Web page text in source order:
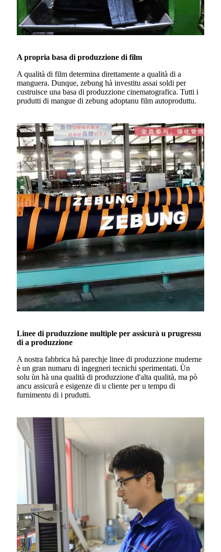
A propria basa di produzzione di film
A qualità di film determina direttamente a qualità di a
manguera. Dunque, zebung hà investitu assai soldi per
custruisce una basa di produzzione cinematografica. Tutti i
prudutti di mangue di zebung adoptanu film autoproduttu.
Linee di pruduzzione multiple per assicurà u prugressu
di a produzzione
A nostra fabbrica hà parechje linee di produzzione muderne
è un gran numaru di ingegneri tecnichi sperimentati. Ùn
solu ùn hà una qualità di produzzione d'alta qualità, ma pò
ancu assicurà e esigenze di u cliente per u tempu di
furnimentu di i prudutti.